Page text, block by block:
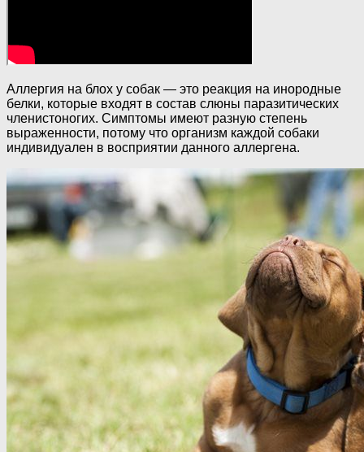
Аллергия на блох у собак — это реакция на инородные
белки, которые входят в состав слюны паразитических
членистоногих. Симптомы имеют разную степень
выраженности, потому что организм каждой собаки
индивидуален в восприятии данного аллергена.